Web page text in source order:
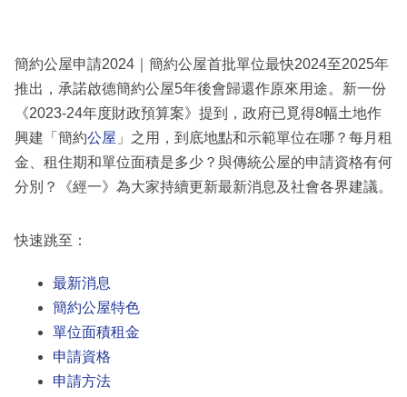
區
簡約公屋申請2024｜簡約公屋首批單位最快2024至2025年
推出，承諾啟德簡約公屋5年後會歸還作原來用途。新一份
《2023-24年度財政預算案》提到，政府已覓得8幅土地作
興建「簡約公屋 」之用，到底地點和示範單位在哪？每月租
金、租住期和單位面積是多少？與傳統公屋的申請資格有何
分別？《經一》為大家持續更新最新消息及社會各界建議。
快速跳至：
最新消息
簡約公屋特色
單位面積租金
申請資格
申請方法